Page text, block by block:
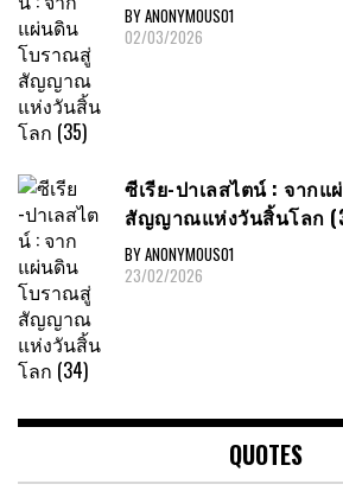
BY ANONYMOUS01
02/03/2026
ซีเรีย​-ปาเลสไตน์​ : จาก
สัญญาณ​แห่งวันสิ้นโลก​
BY ANONYMOUS01
23/02/2026
QUOTES